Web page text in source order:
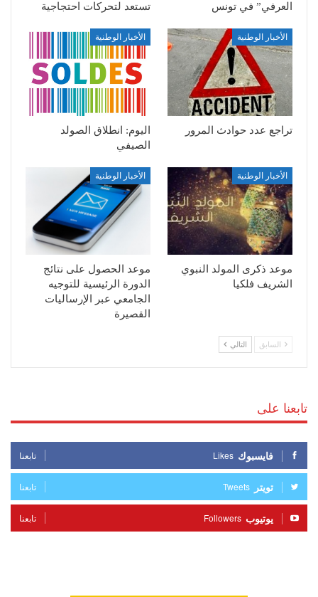
العرفي” في تونس
تستعد لتحركات احتجاجية
الأخبار الوطنية
تراجع عدد حوادث المرور
الأخبار الوطنية
اليوم: انطلاق الصولد
الصيفي
الأخبار الوطنية
موعد ذكرى المولد النبوي
الشريف فلكيا
الأخبار الوطنية
موعد الحصول على نتائج
الدورة الرئيسية للتوجيه
الجامعي عبر الإرساليات
القصيرة
السابق التالي
تابعنا على
فايسبوك Likes تابعنا
تويتر Tweets تابعنا
يوتيوب Followers تابعنا